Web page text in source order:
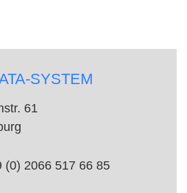
SYSTEM
61
(0) 2066 517 66 85